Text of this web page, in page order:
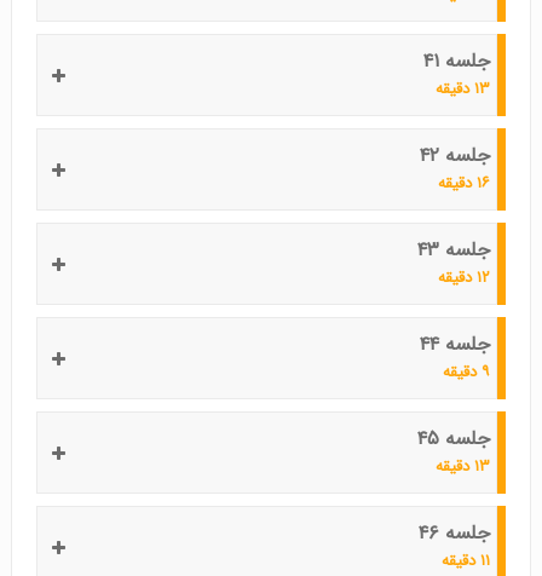
جلسه ۴۱
۱۳ دقیقه
جلسه ۴۲
۱۶ دقیقه
جلسه ۴۳
۱۲ دقیقه
جلسه ۴۴
۹ دقیقه
جلسه ۴۵
۱۳ دقیقه
جلسه ۴۶
۱۱ دقیقه